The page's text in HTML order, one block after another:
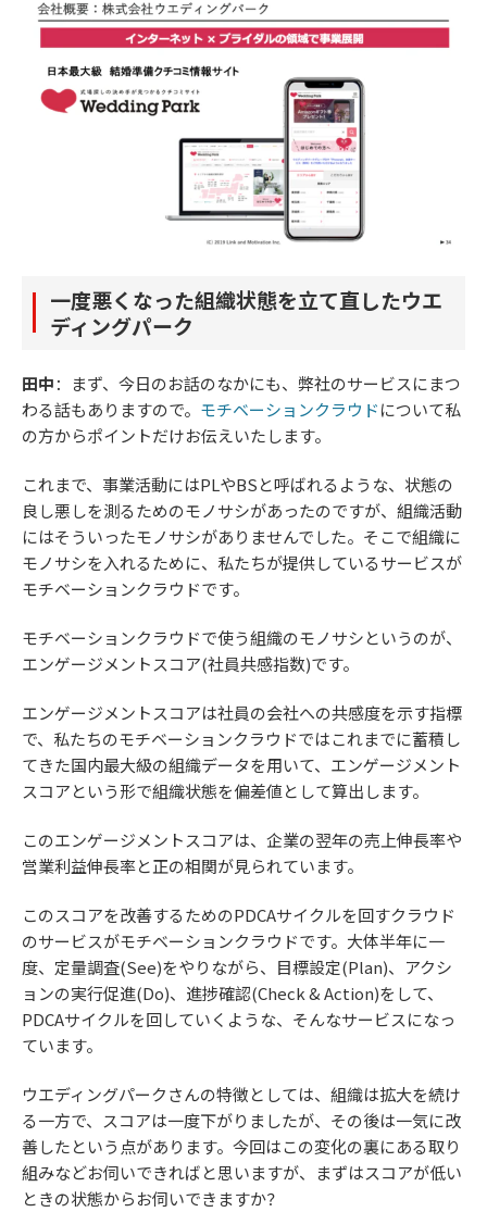
一度悪くなった組織状態を立て直したウエ
ディングパーク
田中：まず、今日のお話のなかにも、弊社のサービスにまつ
わる話もありますので。 モチベーションクラウドについて私
の方からポイントだけお伝えいたします。
これまで、事業活動にはPLやBSと呼ばれるような、状態の
良し悪しを測るためのモノサシがあったのですが、組織活動
にはそういったモノサシがありませんでした。そこで組織に
モノサシを入れるために、私たちが提供しているサービスが
モチベーションクラウドです。
モチベーションクラウドで使う組織のモノサシというのが、
エンゲージメントスコア(社員共感指数)です。
エンゲージメントスコアは社員の会社への共感度を示す指標
で、私たちのモチベーションクラウドではこれまでに蓄積し
てきた国内最大級の組織データを用いて、エンゲージメント
スコアという形で組織状態を偏差値として算出します。
このエンゲージメントスコアは、企業の翌年の売上伸長率や
営業利益伸長率と正の相関が見られています。
このスコアを改善するためのPDCAサイクルを回すクラウド
のサービスがモチベーションクラウドです。大体半年に一
度、定量調査(See)をやりながら、目標設定(Plan)、アクシ
ョンの実行促進(Do)、進捗確認(Check & Action)をして、
PDCAサイクルを回していくような、そんなサービスになっ
ています。
ウエディングパークさんの特徴としては、組織は拡大を続け
る一方で、スコアは一度下がりましたが、その後は一気に改
善したという点があります。今回はこの変化の裏にある取り
組みなどお伺いできればと思いますが、まずはスコアが低い
ときの状態からお伺いできますか？